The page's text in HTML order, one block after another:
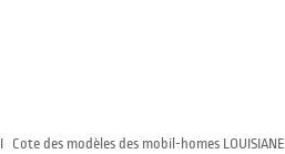
Cote des modèles des mobil-homes LOUISIANE